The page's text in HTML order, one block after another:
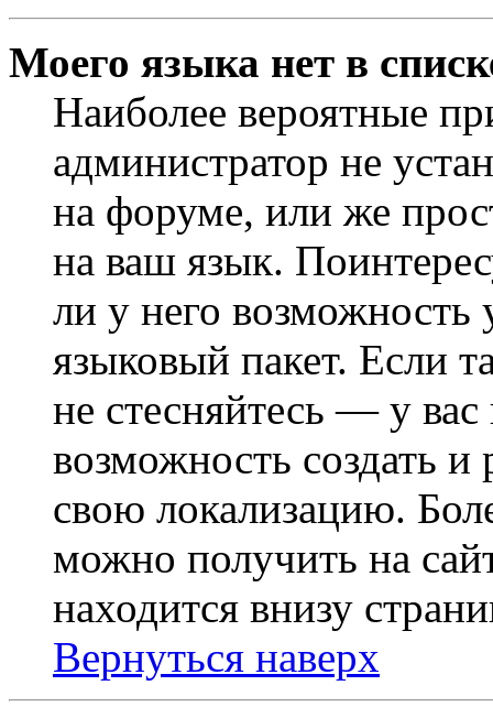
Моего языка нет в
Наиболее вероятные
администратор не
на форуме, или же
на ваш язык.
ли у него
языковый пакет. Если
не стесняйтесь — у вас
возможность создать
свою локализацию.
можно получить на
находится внизу
Вернуться наверх